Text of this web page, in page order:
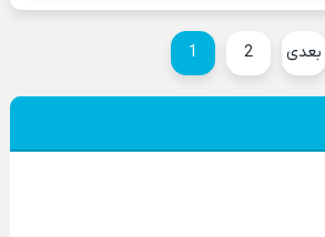
1 2 بعدی